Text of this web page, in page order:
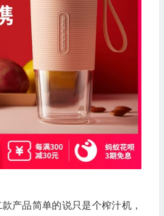
产品简单的说只是个榨汁机，